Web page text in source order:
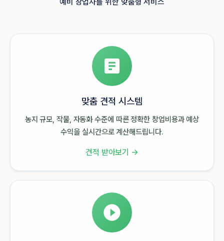
맞춤 견적 시스템
농지 규모, 작물, 자동화 수준에 따른 정확한 창업비용과 예상
수익을 실시간으로 계산해드립니다.
견적 받아보기 →